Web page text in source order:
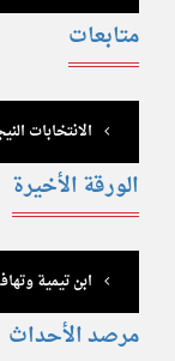
متابعات
الانتخابات
الورقة الأخيرة
ابن تيمية
مرصد الأحداث